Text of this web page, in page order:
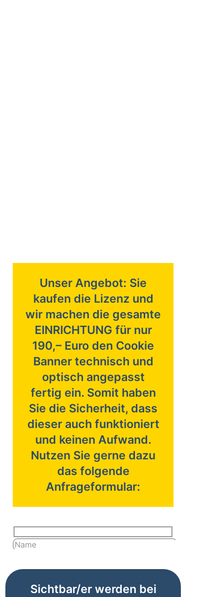
Unser Angebot: Sie
kaufen die Lizenz und
wir machen die gesamte
EINRICHTUNG für nur
190,– Euro den Cookie
Banner technisch und
optisch angepasst
fertig ein. Somit haben
Sie die Sicherheit, dass
dieser auch funktioniert
und keinen Aufwand.
Nutzen Sie gerne dazu
das folgende
Anfrageformular:
Sichtbar/er werden bei